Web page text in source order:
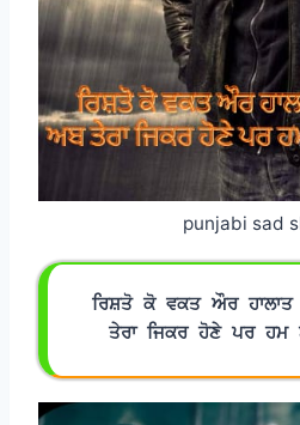
punjabi sad
ਰਿਸ਼ਤੋ ਕੋ ਵਕਤ ਔਰ
ਤੇਰਾ ਜਿਕਰ ਹੋਣੇ ਪਰ ਹਮ